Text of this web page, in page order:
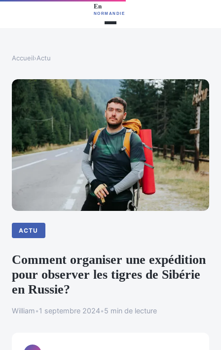
Accueil›Actu
ACTU
Comment organiser une expédition
pour observer les tigres de Sibérie
en Russie?
William•1 septembre 2024•5 min de lecture